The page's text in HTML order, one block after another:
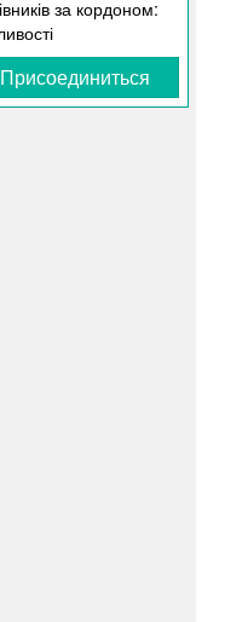
Присоединиться